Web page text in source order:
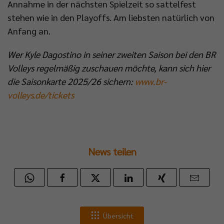
Annahme in der nächsten Spielzeit so sattelfest
stehen wie in den Playoffs. Am liebsten natürlich von
Anfang an.
Wer Kyle Dagostino in seiner zweiten Saison bei den BR
Volleys regelmäßig zuschauen möchte, kann sich hier
die Saisonkarte 2025/26 sichern: www.br-
volleys.de/tickets
News teilen
Übersicht